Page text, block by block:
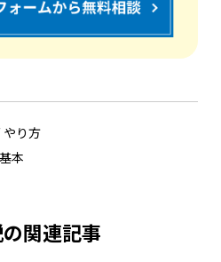
やり方
本
関連記事